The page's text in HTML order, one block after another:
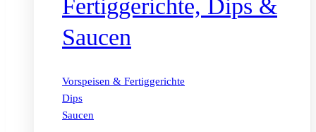
Fertiggerichte, Dips &
Saucen
Vorspeisen & Fertiggerichte
Dips
Saucen